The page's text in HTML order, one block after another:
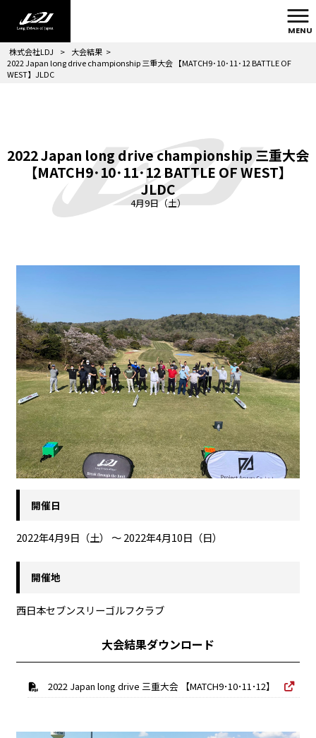
MENU
株式会社LDJ
> 大会結果 >
2022 Japan long drive championship 三重大会 【MATCH9･10･11･12 BATTLE OF
WEST】JLDC
2022 Japan long drive championship 三重大会
【MATCH9･10･11･12 BATTLE OF WEST】
JLDC
4月9日（土）
開催日
2022年4月9日（土） ～ 2022年4月10日（日）
開催地
西日本セブンスリーゴルフクラブ
大会結果ダウンロード
2022 Japan long drive 三重大会 【MATCH9･10･11･12】